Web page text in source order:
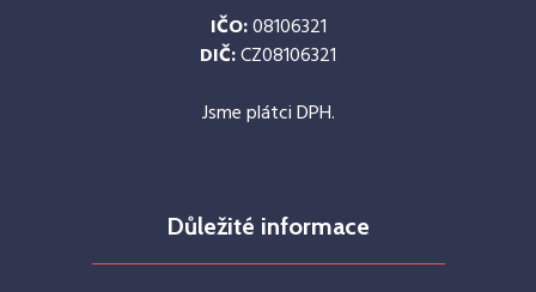
IČO:08106321
DIČ:CZ08106321
Jsme plátci DPH.
Důležité informace